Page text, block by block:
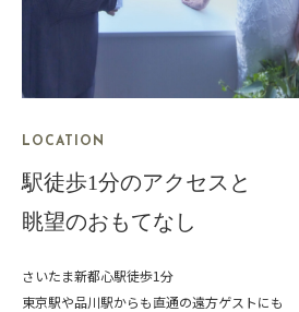
LOCATION
駅徒歩1分のアクセスと
眺望のおもてなし
さいたま新都心駅徒歩1分
東京駅や品川駅からも直通の遠方ゲストにも